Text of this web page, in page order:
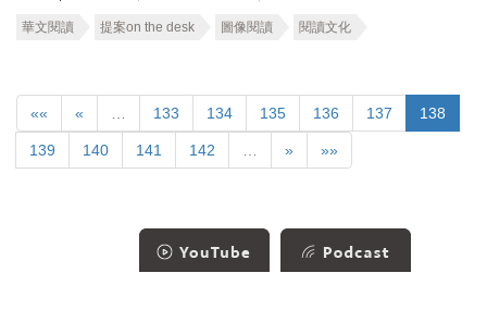
華文閱讀 提案on the desk 圖像閱讀 閱讀文化
«« « 133 134 135 136 137 138
139 140 141 142 » »»